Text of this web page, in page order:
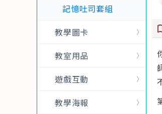
記憶吐司套組
教學圖卡
教室用品
遊戲互動
教學海報